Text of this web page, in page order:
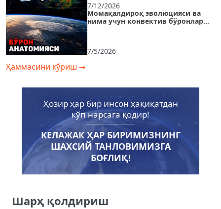
7/12/2026
Момақалдироқ эволюцияси ва
нима учун конвектив бўронлар
7/5/2026
Ҳаммасини кўриш →
Ҳозир ҳар бир инсон ҳақиқатдан
кўп нарсага қодир!
КЕЛАЖАК ҲАР БИРИМИЗНИНГ
ШАХСИЙ ТАНЛОВИМИЗГА
БОҒЛИҚ!
Шарҳ қолдириш